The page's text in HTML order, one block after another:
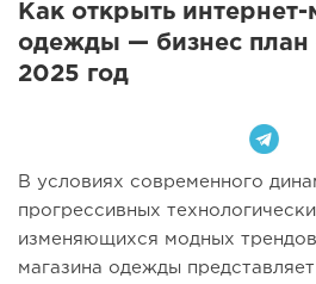
Как открыть интернет-
одежды — бизнес план
2025 год
В условиях современного
прогрессивных
изменяющихся модных
магазина одежды